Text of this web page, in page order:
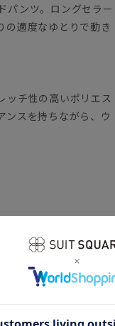
パンツ。ロングセラー
の適度なゆとりで動き
ッチ性の高いポリエス
ンスを持ちながら、ウ
オールシーズン